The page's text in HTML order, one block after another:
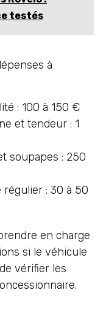
testés
à
: 100 à 150 €
et tendeur : 1
soupapes : 250
: 30 à 50
en charge
si le véhicule
vérifier les